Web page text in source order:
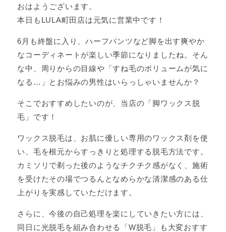
おはようございます。
本日もLULA町田店は元気に営業中です！
6月も終盤に入り、ハーフパンツなど脚を出す爽やか
なコーディネートが楽しい季節になりましたね。そん
な中、周りからの目線や「すね毛のボリュームが気に
なる…」とお悩みの男性はいらっしゃいませんか？
そこでおすすめしたいのが、当店の「脚ワックス脱
毛」です！
ワックス脱毛は、お肌に優しい専用のワックス剤を使
い、毛を根元からすっきりと処理する脱毛方法です。
カミソリで剃った後のようなチクチク感がなく、施術
を受けたその場でつるんとなめらかな清潔感のある仕
上がりを実感していただけます。
さらに、今後の自己処理を楽にしていきたい方には、
同日に光脱毛を組み合わせる「W脱毛」も大変おすす